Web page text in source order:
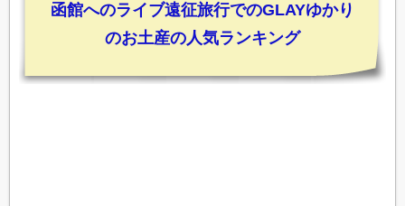
函館へのライブ遠征旅行でのGLAYゆかり
のお土産の人気ランキング